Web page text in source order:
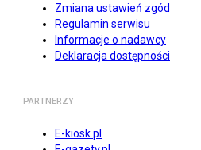
Zmiana ustawień zgód
Regulamin serwisu
Informacje o nadawcy
Deklaracja dostępności
PARTNERZY
E-kiosk.pl